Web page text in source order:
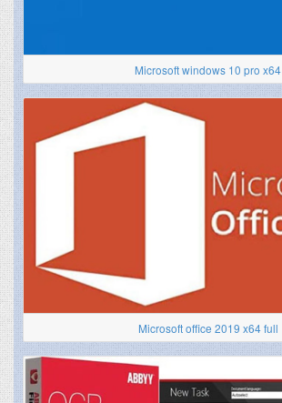
Microsoft windows 10 pro x64
Microsoft office 2019 x64 full